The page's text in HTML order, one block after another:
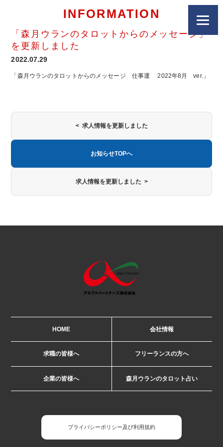
INFORMATION
「森月ウランのタロットからのメッセージ」
を更新しました
2022.07.29
「森月ウランのタロットからのメッセージ 仕事運 2022年8月 ver.」
< 求人情報を更新しました
お知らせTOPへ
求人情報を更新しました >
HOME 会社情報
求職の皆様へ フリーランスの方へ
企業の皆様へ 森月ウランのタロット占い
プライバシーポリシー及び利用規約